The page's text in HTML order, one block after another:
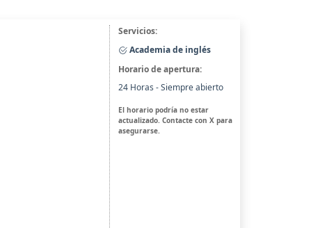
Servicios:
Academia de inglés
Horario de apertura:
24 Horas - Siempre abierto
El horario podría no estar
actualizado. Contacte con X para
asegurarse.